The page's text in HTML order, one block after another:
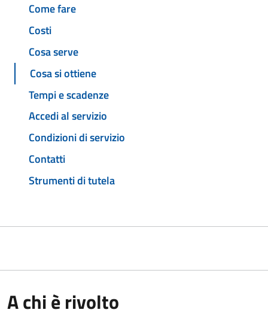
Come fare
Costi
Cosa serve
Cosa si ottiene
Tempi e scadenze
Accedi al servizio
Condizioni di servizio
Contatti
Strumenti di tutela
A chi è rivolto